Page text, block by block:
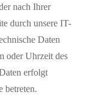
nach Ihrer
durch unsere IT-
Daten
oder Uhrzeit des
erfolgt
betreten.